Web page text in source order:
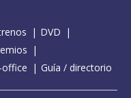
DVD
Guía / directorio